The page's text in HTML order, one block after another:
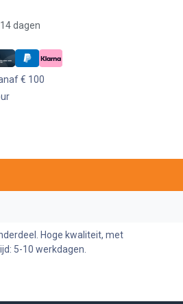
dagen
€ 100
Hoge kwaliteit, met
5-10 werkdagen.